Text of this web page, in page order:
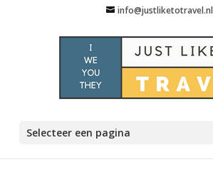
info@justliketotravel.nl
Selecteer een pagina